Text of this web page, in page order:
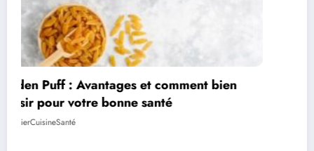
4 cadeaux gourmands pour amateur de